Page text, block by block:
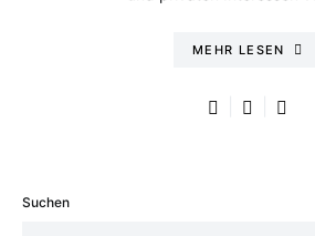
MEHR LESEN
Suchen